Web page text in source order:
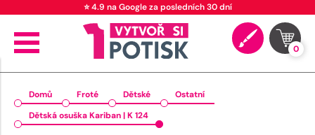
0
Domů Froté Dětské
Ostatní
Dětská osuška Kariban | K 124